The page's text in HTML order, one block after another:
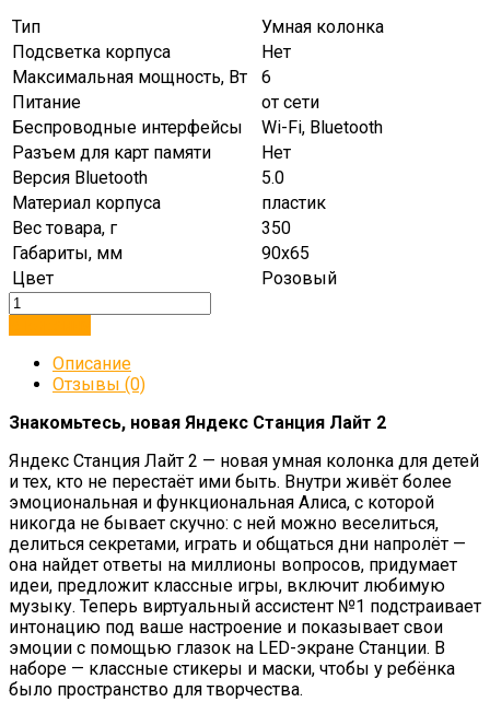
Тип
Умная колонка
Подсветка корпуса
Нет
Максимальная мощность, Вт
6
Питание
от сети
Беспроводные интерфейсы
Wi-Fi, Bluetooth
Разъем для карт памяти
Нет
Версия Bluetooth
5.0
Материал корпуса
пластик
Вес товара, г
350
Габариты, мм
90х65
Цвет
Розовый
Описание
Отзывы (0)
Знакомьтесь, новая Яндекс Станция Лайт 2
Яндекс Станция Лайт 2 — новая умная колонка для детей
и тех, кто не перестаёт ими быть. Внутри живёт более
эмоциональная и функциональная Алиса, с которой
никогда не бывает скучно: с ней можно веселиться,
делиться секретами, играть и общаться дни напролёт —
она найдет ответы на миллионы вопросов, придумает
идеи, предложит классные игры, включит любимую
музыку. Теперь виртуальный ассистент №1 подстраивает
интонацию под ваше настроение и показывает свои
эмоции с помощью глазок на LED-экране Станции. В
наборе — классные стикеры и маски, чтобы у ребёнка
было пространство для творчества.